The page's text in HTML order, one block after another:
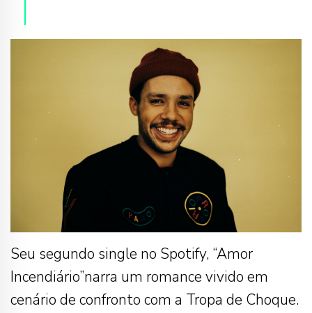
Seu segundo single no Spotify, “Amor
Incendiário”narra um romance vivido em
cenário de confronto com a Tropa de Choque.